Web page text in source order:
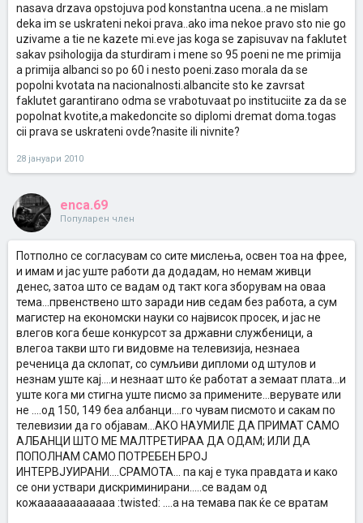
nasava drzava opstojuva pod konstantna ucena..a ne mislam
deka im se uskrateni nekoi prava..ako ima nekoe pravo sto nie go
uzivame a tie ne kazete mi.eve jas koga se zapisuvav na faklutet
sakav psihologija da sturdiram i mene so 95 poeni ne me primija
a primija albanci so po 60 i nesto poeni.zaso morala da se
popolni kvotata na nacionalnosti.albancite sto ke zavrsat
faklutet garantirano odma se vrabotuvaat po instituciite za da se
popolnat kvotite,a makedoncite so diplomi dremat doma.togas
cii prava se uskrateni ovde?nasite ili nivnite?
28 јануари 2010
enca.69
Популарен член
Потполно се согласувам со сите мислења, освен тоа на фрее,
и имам и јас уште работи да додадам, но немам живци
денес, затоа што се вадам од такт кога зборувам на оваа
тема...првенствено што заради нив седам без работа, а сум
магистер на економски науки со највисок просек, и јас не
влегов кога беше конкурсот за државни службеници, а
влегоа такви што ги видовме на телевизија, незнаеа
реченица да склопат, со сумљиви дипломи од штулов и
незнам уште кај....и незнаат што ќе работат а земаат плата...и
уште кога ми стигна уште писмо за примените...верувате или
не ....од 150, 149 беа албанци....го чувам писмото и сакам по
телевизии да го објавам...АКО НАУМИЛЕ ДА ПРИМАТ САМО
АЛБАНЦИ ШТО МЕ МАЛТРЕТИРАА ДА ОДАМ; ИЛИ ДА
ПОПОЛНАМ САМО ПОТРЕБЕН БРОЈ
ИНТЕРВЈУИРАНИ....СРАМОТА... па кај е тука правдата и како
се они уствари дискриминирани.....се вадам од
кожаааааааааааа :twisted: ....а на темава пак ќе се вратам